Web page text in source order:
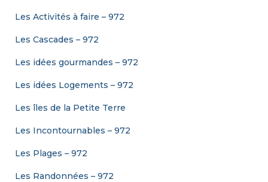
Les Activités à faire – 972
Les Cascades – 972
Les idées gourmandes – 972
Les idées Logements – 972
Les îles de la Petite Terre
Les Incontournables – 972
Les Plages – 972
Les Randonnées – 972